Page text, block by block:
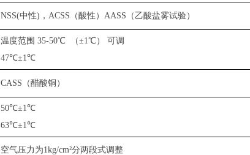
NSS(中性)，ACSS（酸性）AASS（乙酸盐雾试验）
温度范围 35-50℃ （±1℃ ） 可调
47℃±1℃
CASS（醋酸铜）
50℃±1℃
63℃±1℃
空气压力为1kg/cm²分两段式调整